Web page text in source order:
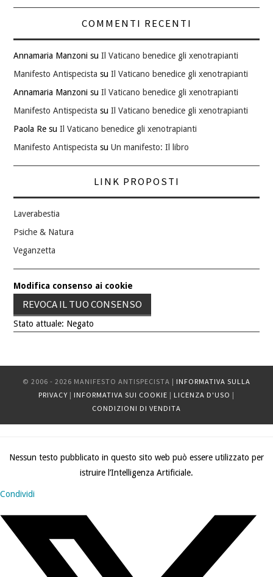
COMMENTI RECENTI
Annamaria Manzoni suIl Vaticano benedice gli xenotrapianti
Manifesto Antispecista suIl Vaticano benedice gli xenotrapianti
Annamaria Manzoni suIl Vaticano benedice gli xenotrapianti
Manifesto Antispecista suIl Vaticano benedice gli xenotrapianti
Paola Re suIl Vaticano benedice gli xenotrapianti
Manifesto Antispecista suUn manifesto: Il libro
LINK PROPOSTI
Laverabestia
Psiche & Natura
Veganzetta
Modifica consenso ai cookie
REVOCA IL TUO CONSENSO
Stato attuale: Negato
© 2006 - 2026 MANIFESTO ANTISPECISTA | INFORMATIVA SULLA
PRIVACY | INFORMATIVA SUI COOKIE | LICENZA D'USO |
CONDIZIONI DI VENDITA
Nessun testo pubblicato in questo sito web può essere utilizzato per
istruire l’Intelligenza Artificiale.
Condividi